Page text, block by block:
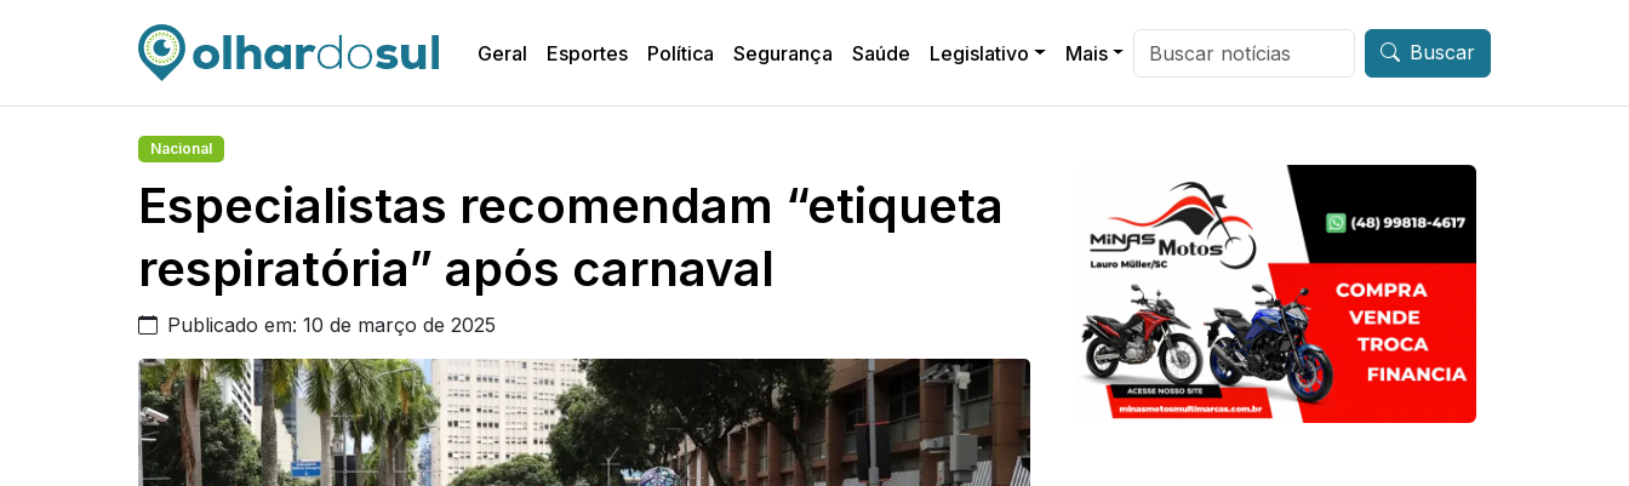
Geral Esportes Política Segurança Saúde Legislativo Mais Buscar
Nacional
Especialistas recomendam “etiqueta
respiratória” após carnaval
Publicado em: 10 de março de 2025